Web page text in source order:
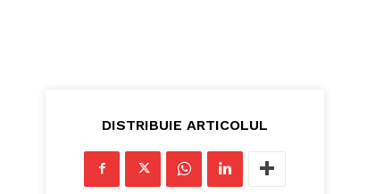
DISTRIBUIE ARTICOLUL